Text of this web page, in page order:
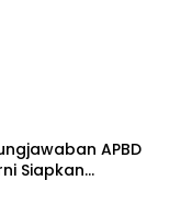
APBD
Siapkan